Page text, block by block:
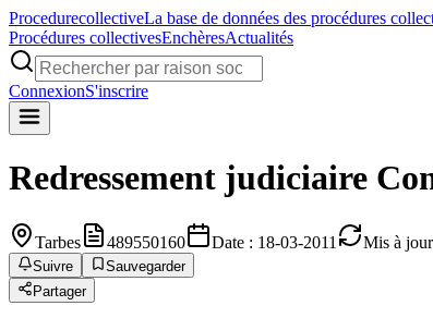
ProcedurecollectiveLa base de données des procédures
Procédures collectivesEnchèresActualités
ConnexionS'inscrire
Redressement judiciaire
Tarbes 489550160 Date : 18-03-2011 Mis à
Suivre
Sauvegarder
Partager